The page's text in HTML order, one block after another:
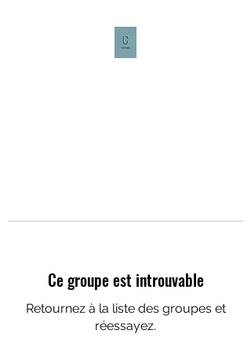
Ce groupe est introuvable
Retournez à la liste des groupes et
réessayez.